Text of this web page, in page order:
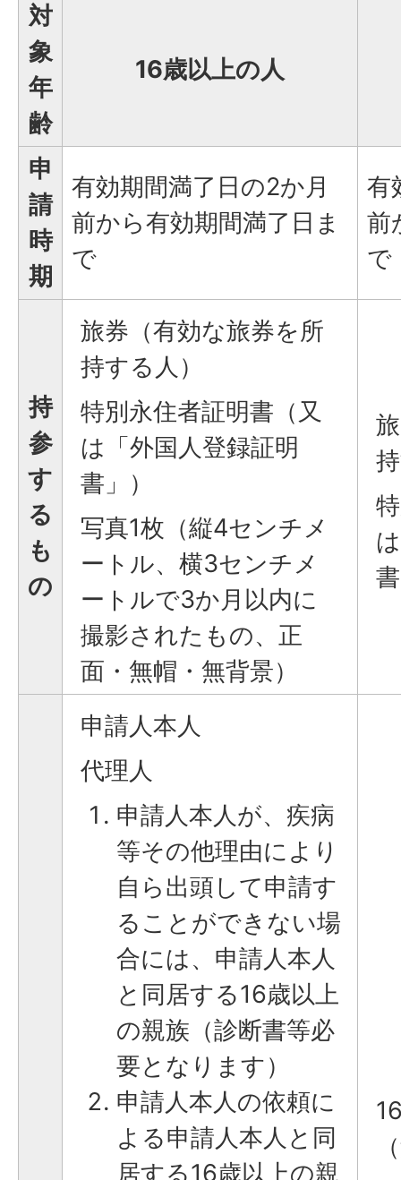
対
象
年
齢
16歳以上の人
申
請
時
期
有効期間満了日の2か月
前から有効期間満了日ま
で
有
前
で
持
参
す
る
も
の
旅券（有効な旅券を所
持する人）
特別永住者証明書（又
は「外国人登録証明
書」）
写真1枚（縦4センチメ
ートル、横3センチメ
ートルで3か月以内に
撮影されたもの、正
面・無帽・無背景）
申請人本人
代理人
申請人本人が、疾病
等その他理由により
自ら出頭して申請す
ることができない場
合には、申請人本人
と同居する16歳以上
の親族（診断書等必
要となります）
申請人本人の依頼に
よる申請人本人と同
居する16歳以上の親